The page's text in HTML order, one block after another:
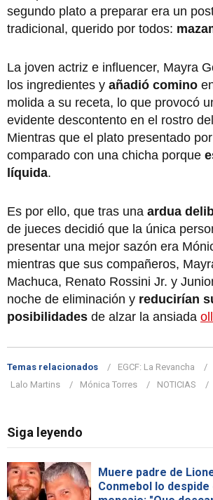
segundo plato a preparar era un
tradicional, querido por todos:
La joven actriz e influencer, Mayra
los ingredientes y añadió comino
molida a su receta, lo que provocó
evidente descontento en el rostro
Mientras que el plato presentado
comparado con una chicha porque
líquida.
Es por ello, que tras una ardua
de jueces decidió que la única
presentar una mejor sazón era
mientras que sus compañeros,
Machuca, Renato Rossini Jr. y
noche de eliminación y reducirían
posibilidades de alzar la ansiada
Temas relacionados EGCF: La Revancha
Lalo Martins
Mónica Torres NOTICIAS
Siga leyendo
Muere padre de
Conmebol lo